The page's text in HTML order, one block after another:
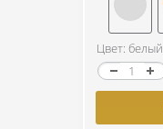
Цвет: